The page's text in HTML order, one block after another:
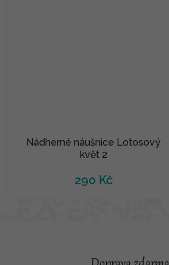
Nádherné náušnice Lotosový
květ 2
290 Kč